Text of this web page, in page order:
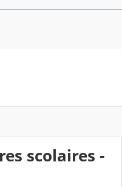
scolaires -